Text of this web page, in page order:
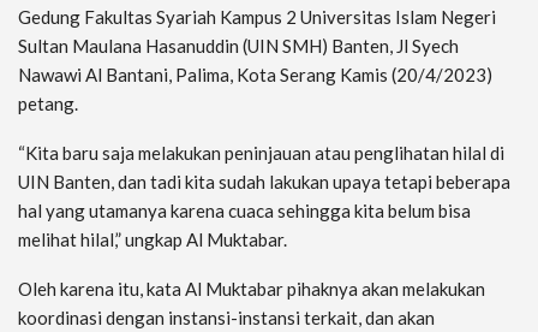
Gedung Fakultas Syariah Kampus 2 Universitas Islam Negeri
Sultan Maulana Hasanuddin (UIN SMH) Banten, Jl Syech
Nawawi Al Bantani, Palima, Kota Serang Kamis (20/4/2023)
petang.
“Kita baru saja melakukan peninjauan atau penglihatan hilal di
UIN Banten, dan tadi kita sudah lakukan upaya tetapi beberapa
hal yang utamanya karena cuaca sehingga kita belum bisa
melihat hilal,” ungkap Al Muktabar.
Oleh karena itu, kata Al Muktabar pihaknya akan melakukan
koordinasi dengan instansi-instansi terkait, dan akan